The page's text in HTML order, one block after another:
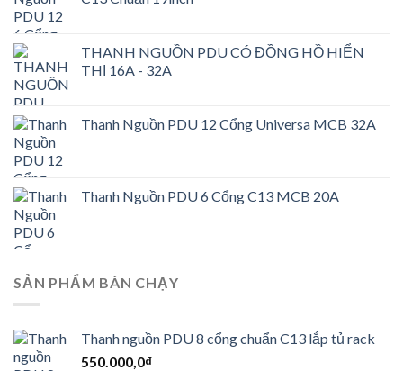
750.000,0₫.
THANH NGUỒN PDU CÓ ĐỒNG HỒ HIỂN
THỊ 16A - 32A
Thanh Nguồn PDU 12 Cổng Universa MCB 32A
Thanh Nguồn PDU 6 Cổng C13 MCB 20A
SẢN PHẨM BÁN CHẠY
Thanh nguồn PDU 8 cổng chuẩn C13 lắp tủ rack
550.000,0₫